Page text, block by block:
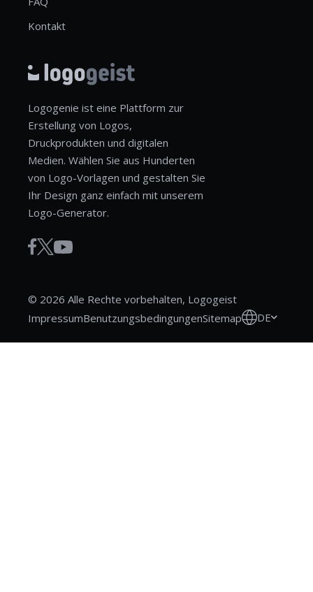
Kontakt
Logogenie ist eine Plattform zur
Erstellung von Logos,
Druckprodukten und digitalen
Medien. Wählen Sie aus Hunderten
von Logo-Vorlagen und gestalten Sie
Ihr Design ganz einfach mit unserem
Logo-Generator.
© 2026 Alle Rechte vorbehalten, Logogeist
ImpressumBenutzungsbedingungenSitemap DE